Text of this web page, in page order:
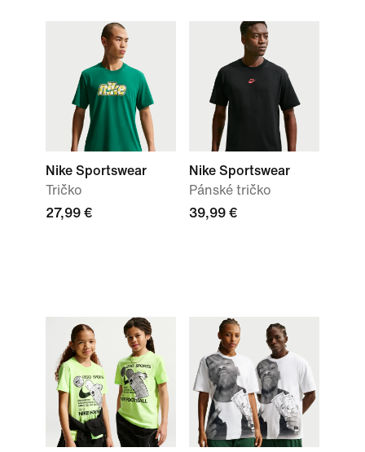
Nike Sportswear
Tričko
27,99 €
Nike Sportswear
Pánské tričko
39,99 €